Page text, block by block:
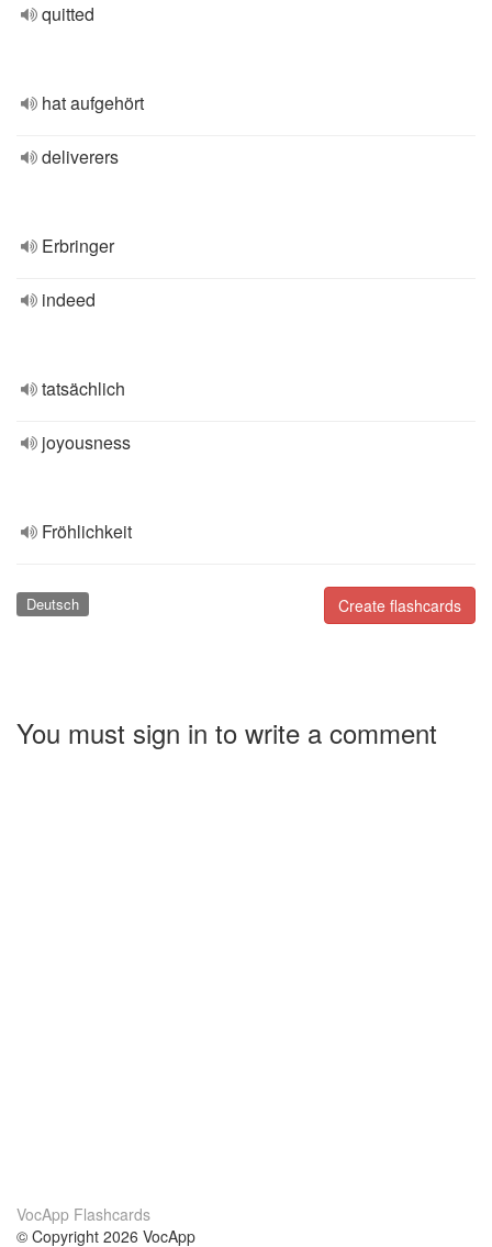
quitted
hat aufgehört
deliverers
Erbringer
indeed
tatsächlich
joyousness
Fröhlichkeit
Create flashcards
Deutsch
You must sign in to write a comment
VocApp Flashcards
© Copyright 2026 VocApp